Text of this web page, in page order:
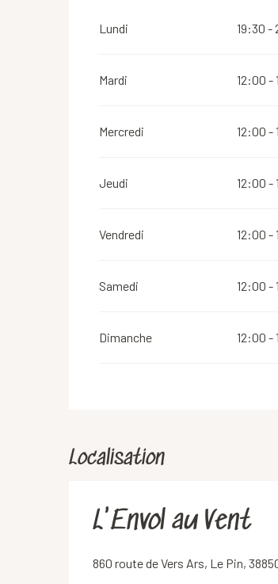
Lundi 19:30 -
Mardi 12:00 -
Mercredi 12:00 -
Jeudi 12:00 -
Vendredi 12:00 -
Samedi 12:00 -
Dimanche 12:00 -
Localisation
L'Envol au Vent
860 route de Vers Ars, Le Pin,